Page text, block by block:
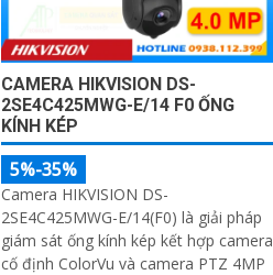
CAMERA HIKVISION DS-
2SE4C425MWG-E/14 F0 ỐNG
KÍNH KÉP
5%-35%
Camera HIKVISION DS-
2SE4C425MWG-E/14(F0) là giải pháp
giám sát ống kính kép kết hợp camera
cố định ColorVu và camera PTZ 4MP